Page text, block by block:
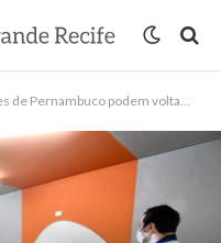
podem voltar com 100% da capacidade